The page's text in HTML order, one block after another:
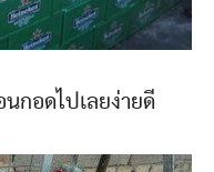
กอดไปเลยง่ายดี